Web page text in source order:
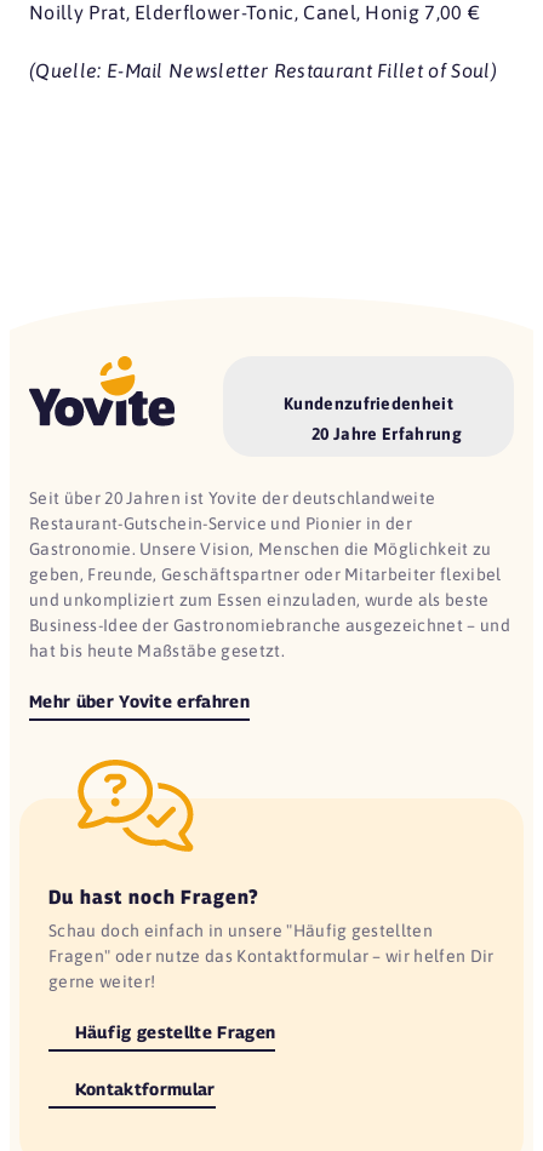
Noilly Prat, Elderflower-Tonic, Canel, Honig 7,00 €
(Quelle: E-Mail Newsletter Restaurant Fillet of Soul)
Kundenzufriedenheit
20 Jahre Erfahrung
Seit über 20 Jahren ist Yovite der deutschlandweite
Restaurant-Gutschein-Service und Pionier in der
Gastronomie. Unsere Vision, Menschen die Möglichkeit zu
geben, Freunde, Geschäftspartner oder Mitarbeiter flexibel
und unkompliziert zum Essen einzuladen, wurde als beste
Business-Idee der Gastronomiebranche ausgezeichnet – und
hat bis heute Maßstäbe gesetzt.
Mehr über Yovite erfahren
Du hast noch Fragen?
Schau doch einfach in unsere "Häufig gestellten
Fragen" oder nutze das Kontaktformular – wir helfen Dir
gerne weiter!
Häufig gestellte Fragen
Kontaktformular